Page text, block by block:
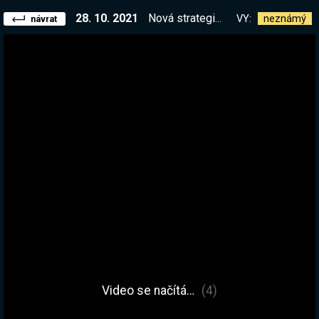
návrat 28. 10. 2021 Nová strategie ve stylu Banished! || !kniha !list VY: neznámý
Video se načítá… (4)